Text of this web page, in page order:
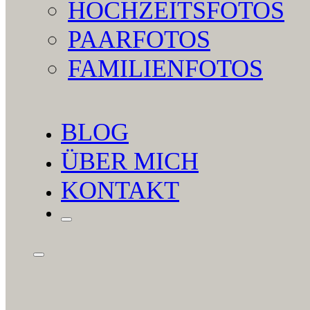
HOCHZEITSFOTOS
PAARFOTOS
FAMILIENFOTOS
BLOG
ÜBER MICH
KONTAKT